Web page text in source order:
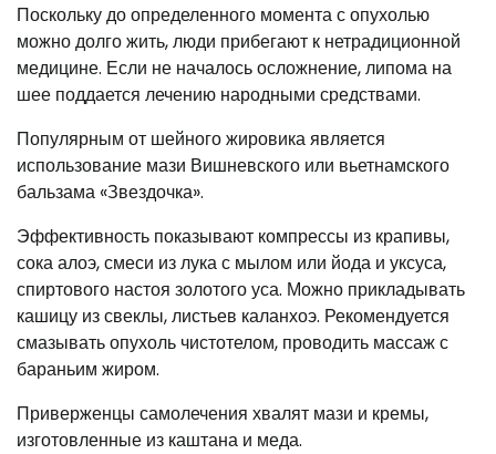
Поскольку до определенного момента с опухолью
можно долго жить, люди прибегают к нетрадиционной
медицине. Если не началось осложнение, липома на
шее поддается лечению народными средствами.
Популярным от шейного жировика является
использование мази Вишневского или вьетнамского
бальзама «Звездочка».
Эффективность показывают компрессы из крапивы,
сока алоэ, смеси из лука с мылом или йода и уксуса,
спиртового настоя золотого уса. Можно прикладывать
кашицу из свеклы, листьев каланхоэ. Рекомендуется
смазывать опухоль чистотелом, проводить массаж с
бараньим жиром.
Приверженцы самолечения хвалят мази и кремы,
изготовленные из каштана и меда.